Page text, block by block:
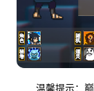
温馨提示：